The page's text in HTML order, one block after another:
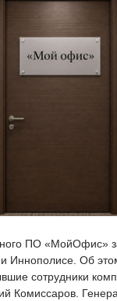
ПО «МойОфис»
Иннополисе. Об
сотрудники
Комиссаров.